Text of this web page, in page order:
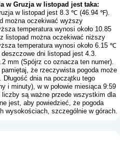
w Gruzja w listopad jest taka:
w listopad jest 8.3 ℃ (46.94 ℉).
można oczekiwać wyższy
temperatura wynosi około 10.85
listopad można oczekiwać niższy
temperatura wynosi około 6.15 ℃
dni listopad jest 4.3.
mm (Spójrz co oznacza ten numer).
że rzeczywista pogoda może
dnia na początku tego
i minuty), w w połowie miesiąca 9:59
są ważne przede wszystkim dla
jest, aby powiedzieć, że pogoda
wysokościach, szczególnie w górach.